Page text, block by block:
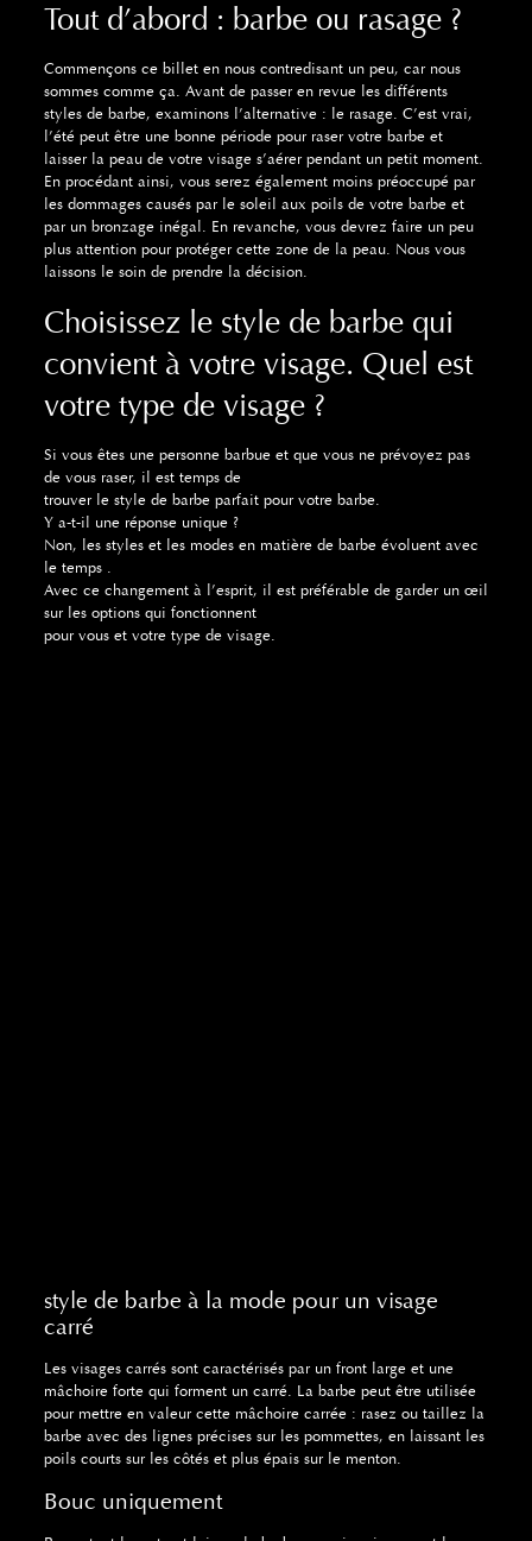
Tout d’abord : barbe ou rasage ?
Commençons ce billet en nous contredisant un peu, car nous
sommes comme ça. Avant de passer en revue les différents
styles de barbe, examinons l’alternative : le rasage. C’est vrai,
l’été peut être une bonne période pour raser votre barbe et
laisser la peau de votre visage s’aérer pendant un petit moment.
En procédant ainsi, vous serez également moins préoccupé par
les dommages causés par le soleil aux poils de votre barbe et
par un bronzage inégal. En revanche, vous devrez faire un peu
plus attention pour protéger cette zone de la peau. Nous vous
laissons le soin de prendre la décision.
Choisissez le style de barbe qui
convient à votre visage. Quel est
votre type de visage ?
Si vous êtes une personne barbue et que vous ne prévoyez pas
de vous raser, il est temps de
trouver le style de barbe parfait pour votre barbe.
Y a-t-il une réponse unique ?
Non, les styles et les modes en matière de barbe évoluent avec
le temps .
Avec ce changement à l’esprit, il est préférable de garder un œil
sur les options qui fonctionnent
pour vous et votre type de visage.
style de barbe à la mode pour un visage
carré
Les visages carrés sont caractérisés par un front large et une
mâchoire forte qui forment un carré. La barbe peut être utilisée
pour mettre en valeur cette mâchoire carrée : rasez ou taillez la
barbe avec des lignes précises sur les pommettes, en laissant les
poils courts sur les côtés et plus épais sur le menton.
Bouc uniquement